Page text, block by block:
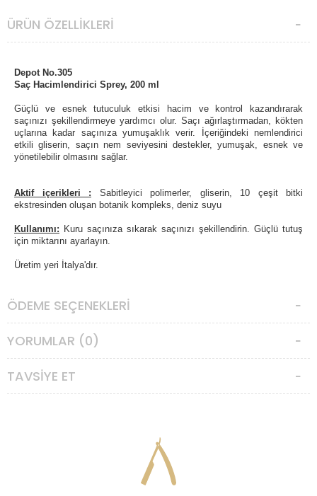
ÜRÜN ÖZELLIKLERI
Depot No.305
Saç Hacimlendirici Sprey, 200 ml
Güçlü ve esnek tutuculuk etkisi hacim ve kontrol kazandırarak
saçınızı şekillendirmeye yardımcı olur. Saçı ağırlaştırmadan, kökten
uçlarına kadar saçınıza yumuşaklık verir. İçeriğindeki nemlendirici
etkili gliserin, saçın nem seviyesini destekler, yumuşak, esnek ve
yönetilebilir olmasını sağlar.
Aktif içerikleri : Sabitleyici polimerler, gliserin, 10 çeşit bitki
ekstresinden oluşan botanik kompleks, deniz suyu
Kullanımı: Kuru saçınıza sıkarak saçınızı şekillendirin. Güçlü tutuş
için miktarını ayarlayın.
Üretim yeri İtalya'dır.
ÖDEME SEÇENEKLERI
YORUMLAR (0)
TAVSIYE ET